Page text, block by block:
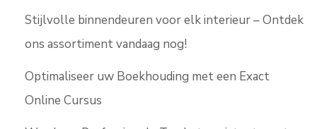
Stijlvolle binnendeuren voor elk interieur – Ontdek
ons assortiment vandaag nog!
Optimaliseer uw Boekhouding met een Exact
Online Cursus